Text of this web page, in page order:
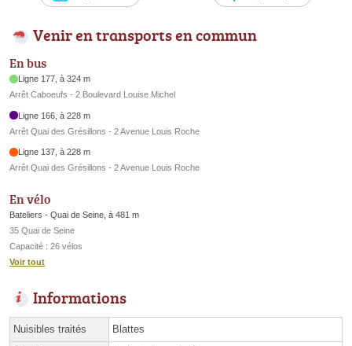
Venir en transports en commun
En bus
Ligne 177, à 324 m
Arrêt Caboeufs - 2 Boulevard Louise Michel
Ligne 166, à 228 m
Arrêt Quai des Grésillons - 2 Avenue Louis Roche
Ligne 137, à 228 m
Arrêt Quai des Grésillons - 2 Avenue Louis Roche
En vélo
Bateliers - Quai de Seine, à 481 m
35 Quai de Seine
Capacité : 26 vélos
Voir tout
Informations
Nuisibles traités Blattes